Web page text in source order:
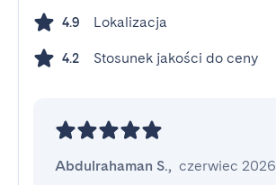
4.9 Lokalizacja
4.2 Stosunek jakości do ceny
Abdulrahaman S., czerwiec 2026